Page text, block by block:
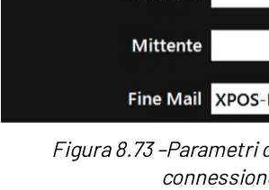
Figura 8.73 –Parametri